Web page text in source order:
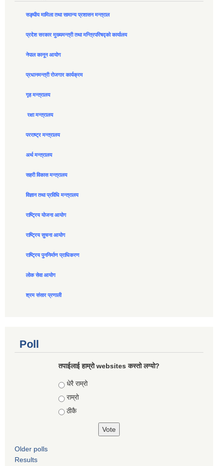
सङ्घीय मामिला तथा सामान्य प्रशासन मन्त्राल
प्रदेश सरकार मुख्यमन्त्री तथा मन्त्रिपरिषद्को कार्यालय
नेपाल कानून आयोग
प्रधानमन्त्री रोजगार कार्यक्रम
गृह मन्त्रालय
रक्षा मन्त्रालय
परराष्ट्र मन्त्रालय
अर्थ मन्त्रालय
सहरी विकास मन्त्रालय
विज्ञान तथा प्रविधि मन्त्रालय
राष्ट्रिय योजना आयोग
राष्ट्रिय सुचना आयोग
राष्ट्रिय पुननिर्माण प्राधिकरण
लोक सेवा आयोग
श्रम संसार प्रणाली
Poll
तपाईलाई हाम्रो websites कस्तो लग्यो?
Choices
धेरै राम्रो
राम्रो
ठीकै
Older polls
Results